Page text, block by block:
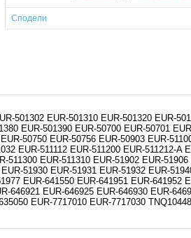
Сподели
501302 EUR-501310 EUR-501320 EUR-
EUR-501390 EUR-50700 EUR-50701
50750 EUR-50756 EUR-50903 EUR-
EUR-511112 EUR-511200 EUR-511212-A
511300 EUR-511310 EUR-51902 EUR-
51930 EUR-51931 EUR-51932 EUR-
EUR-641550 EUR-641951 EUR-641952
646921 EUR-646925 EUR-646930 EUR-
EUR-7717010 EUR-7717030